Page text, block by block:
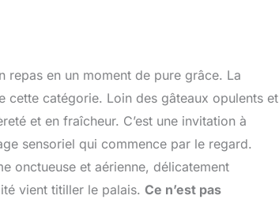
repas en un moment de pure grâce. La
catégorie. Loin des gâteaux opulents et
et en fraîcheur. C’est une invitation à
sensoriel qui commence par le regard.
onctueuse et aérienne, délicatement
vient titiller le palais. Ce n’est pas